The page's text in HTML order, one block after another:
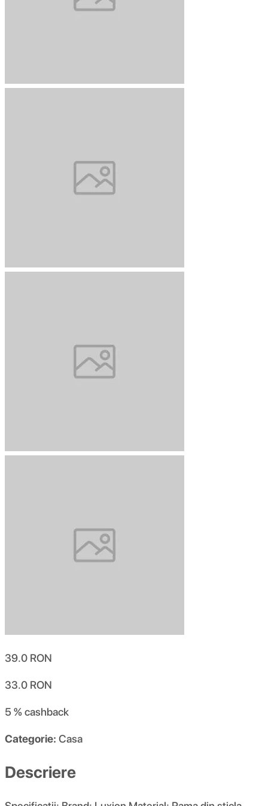
39.0 RON
33.0 RON
5 %cashback
Categorie: Casa
Descriere